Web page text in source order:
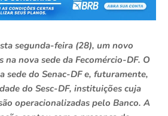
segunda-feira (28), um novo
nova sede da Fecomércio-DF. O
sede do Senac-DF e, futuramente,
do Sesc-DF, instituições cuja
operacionalizadas pelo Banco. A